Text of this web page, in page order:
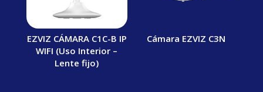
EZVIZ CÁMARA C1C-B IP
WIFI (Uso Interior –
Lente fijo)
Cámara EZVIZ C3N